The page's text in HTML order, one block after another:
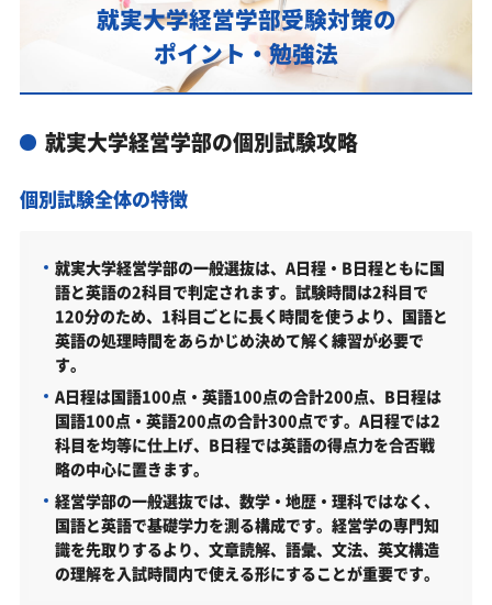
就実大学経営学部対策カリキュラムのポイント
あなたにピッタリ合った「就実大学経営学部対策の
オーダーメイドカリキュラム」から得られる成果と
は？
カリキュラムや料金についてお気軽にご相談くださ
就実大学経営学部の総合型選抜入試対策も万全
就実大学経営学部の入試日程
就実大学経営学部の入試日程
就実大学経営学部の入試方式
総合型選抜（資格・検定型）（2026年度）
総合型選抜（基礎学力型）（2026年度）
学校推薦選抜（基礎学力型）面接併用タイプ（2026年
度）
学校推薦選抜（基礎学力型）面接なしタイプ（2026年
就実大学経営学部受験対策の
ポイント・勉強法
就実大学経営学部の個別試験攻略
個別試験全体の特徴
就実大学経営学部の一般選抜は、A日程・B日程ともに国
語と英語の2科目で判定されます。試験時間は2科目で
120分のため、1科目ごとに長く時間を使うより、国語と
英語の処理時間をあらかじめ決めて解く練習が必要で
す。
A日程は国語100点・英語100点の合計200点、B日程は
国語100点・英語200点の合計300点です。A日程では2
科目を均等に仕上げ、B日程では英語の得点力を合否戦
略の中心に置きます。
経営学部の一般選抜では、数学・地歴・理科ではなく、
国語と英語で基礎学力を測る構成です。経営学の専門知
識を先取りするより、文章読解、語彙、文法、英文構造
の理解を入試時間内で使える形にすることが重要です。